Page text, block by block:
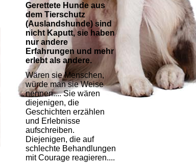
Gerettete Hunde aus
dem Tierschutz
(Auslandshunde) sind
nicht Kaputt, sie haben
nur andere
Erfahrungen und mehr
erlebt als andere.
Wären sie Menschen,
würde man sie Weise
nennen.... Sie wären
diejenigen, die
Geschichten erzählen
und Erlebnisse
aufschreiben.
Diejenigen, die auf
schlechte Behandlungen
mit Courage reagieren....